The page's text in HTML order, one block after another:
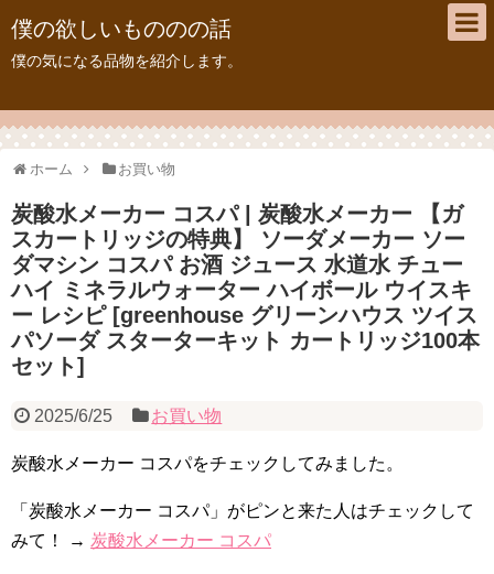
僕の欲しいもののの話
僕の気になる品物を紹介します。
ホーム お買い物
炭酸水メーカー コスパ | 炭酸水メーカー 【ガ
スカートリッジの特典】 ソーダメーカー ソー
ダマシン コスパ お酒 ジュース 水道水 チュー
ハイ ミネラルウォーター ハイボール ウイスキ
ー レシピ [greenhouse グリーンハウス ツイス
パソーダ スターターキット カートリッジ100本
セット]
2025/6/25 お買い物
炭酸水メーカー コスパをチェックしてみました。
「炭酸水メーカー コスパ」がピンと来た人はチェックして
みて！ → 炭酸水メーカー コスパ